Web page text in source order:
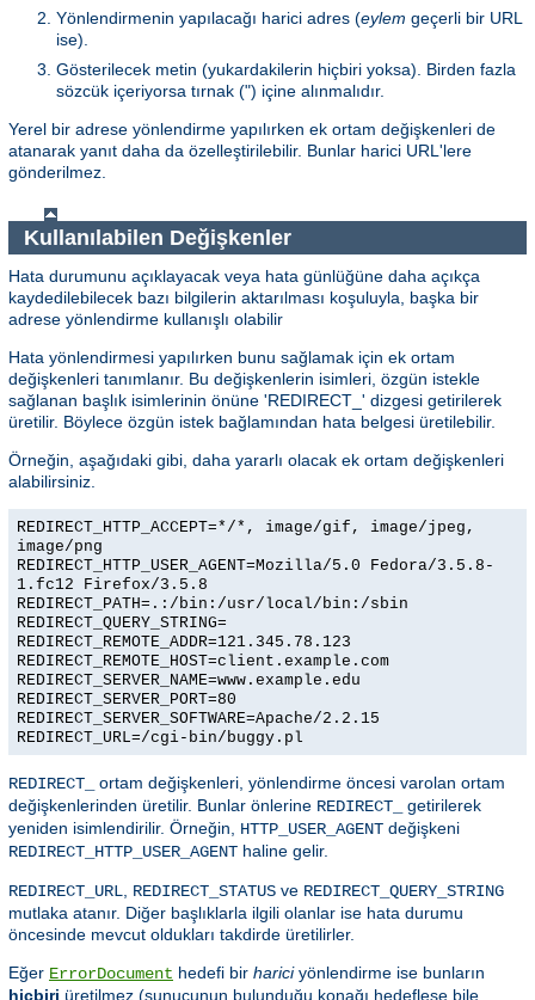
Yönlendirmenin yapılacağı harici adres (eylem geçerli bir URL
ise).
Gösterilecek metin (yukardakilerin hiçbiri yoksa). Birden fazla
sözcük içeriyorsa tırnak (") içine alınmalıdır.
Yerel bir adrese yönlendirme yapılırken ek ortam değişkenleri de
atanarak yanıt daha da özelleştirilebilir. Bunlar harici URL'lere
gönderilmez.
Kullanılabilen Değişkenler
Hata durumunu açıklayacak veya hata günlüğüne daha açıkça
kaydedilebilecek bazı bilgilerin aktarılması koşuluyla, başka bir
adrese yönlendirme kullanışlı olabilir
Hata yönlendirmesi yapılırken bunu sağlamak için ek ortam
değişkenleri tanımlanır. Bu değişkenlerin isimleri, özgün istekle
sağlanan başlık isimlerinin önüne 'REDIRECT_' dizgesi getirilerek
üretilir. Böylece özgün istek bağlamından hata belgesi üretilebilir.
Örneğin, aşağıdaki gibi, daha yararlı olacak ek ortam değişkenleri
alabilirsiniz.
REDIRECT_HTTP_ACCEPT=*/*, image/gif, image/jpeg,
image/png
REDIRECT_HTTP_USER_AGENT=Mozilla/5.0 Fedora/3.5.8-
1.fc12 Firefox/3.5.8
REDIRECT_PATH=.:/bin:/usr/local/bin:/sbin
REDIRECT_QUERY_STRING=
REDIRECT_REMOTE_ADDR=121.345.78.123
REDIRECT_REMOTE_HOST=client.example.com
REDIRECT_SERVER_NAME=www.example.edu
REDIRECT_SERVER_PORT=80
REDIRECT_SERVER_SOFTWARE=Apache/2.2.15
REDIRECT_URL=/cgi-bin/buggy.pl
REDIRECT_
ortam değişkenleri, yönlendirme öncesi varolan ortam
değişkenlerinden üretilir. Bunlar önlerine REDIRECT_
getirilerek
yeniden isimlendirilir. Örneğin, HTTP_USER_AGENT değişkeni
REDIRECT_HTTP_USER_AGENT haline gelir.
REDIRECT_URL, REDIRECT_STATUS ve REDIRECT_QUERY_STRING
mutlaka atanır. Diğer başlıklarla ilgili olanlar ise hata durumu
öncesinde mevcut oldukları takdirde üretilirler.
Eğer ErrorDocument hedefi bir hariciyönlendirme ise bunların
hiçbiri üretilmez (sunucunun bulunduğu konağı hedeflese bile